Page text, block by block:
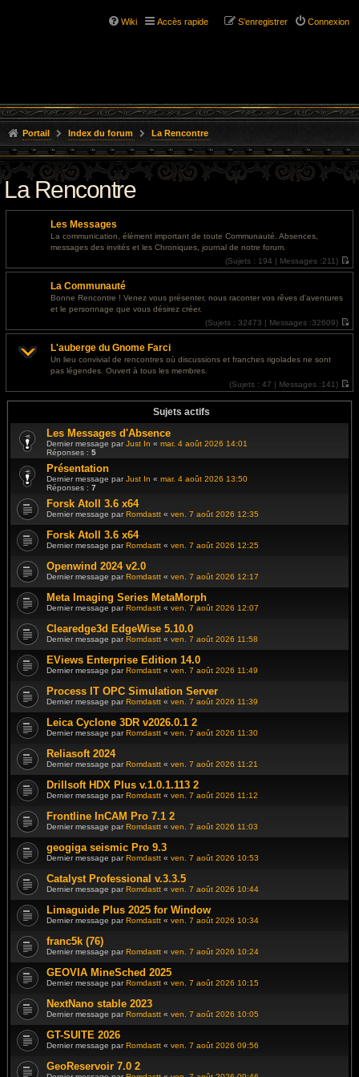
Wiki Accès rapide Connexion
S’enregistrer
Portail Index du forum La Rencontre
La Rencontre
Les Messages
La communication, élément important de toute Communauté. Absences,
messages des invités et les Chroniques, journal de notre forum.
(Sujets : 194 | Messages :211)
V
e
e
s
La Communauté
Bonne Rencontre ! Venez vous présenter, nous raconter vos rêves d'aventures
et le personnage que vous désirez créer.
(Sujets : 32473 | Messages :32609)
V
e
r
L'auberge du Gnome Farci
Un lieu convivial de rencontres où discussions et franches rigolades ne sont
pas légendes. Ouvert à tous les membres.
(Sujets : 47 | Messages :141)
V
o
Sujets actifs
Les Messages d'Absence
Dernier message parJust In « mar. 4 août 2026 14:01
Réponses : 5
Présentation
Dernier message parJust In « mar. 4 août 2026 13:50
Réponses : 7
Forsk Atoll 3.6 x64
Dernier message parRomdastt « ven. 7 août 2026 12:35
Forsk Atoll 3.6 x64
Dernier message parRomdastt « ven. 7 août 2026 12:25
Openwind 2024 v2.0
Dernier message parRomdastt « ven. 7 août 2026 12:17
Meta Imaging Series MetaMorph
Dernier message parRomdastt « ven. 7 août 2026 12:07
Clearedge3d EdgeWise 5.10.0
Dernier message parRomdastt « ven. 7 août 2026 11:58
EViews Enterprise Edition 14.0
Dernier message parRomdastt « ven. 7 août 2026 11:49
Process IT OPC Simulation Server
Dernier message parRomdastt « ven. 7 août 2026 11:39
Leica Cyclone 3DR v2026.0.1 2
Dernier message parRomdastt « ven. 7 août 2026 11:30
Reliasoft 2024
Dernier message parRomdastt « ven. 7 août 2026 11:21
Drillsoft HDX Plus v.1.0.1.113 2
Dernier message parRomdastt « ven. 7 août 2026 11:12
Frontline InCAM Pro 7.1 2
Dernier message parRomdastt « ven. 7 août 2026 11:03
geogiga seismic Pro 9.3
Dernier message parRomdastt « ven. 7 août 2026 10:53
Catalyst Professional v.3.3.5
Dernier message parRomdastt « ven. 7 août 2026 10:44
Limaguide Plus 2025 for Window
Dernier message parRomdastt « ven. 7 août 2026 10:34
franc5k (76)
Dernier message parRomdastt « ven. 7 août 2026 10:24
GEOVIA MineSched 2025
Dernier message parRomdastt « ven. 7 août 2026 10:15
NextNano stable 2023
Dernier message parRomdastt « ven. 7 août 2026 10:05
GT-SUITE 2026
Dernier message parRomdastt « ven. 7 août 2026 09:56
GeoReservoir 7.0 2